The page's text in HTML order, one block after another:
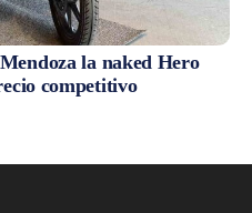
la naked Hero
competitivo